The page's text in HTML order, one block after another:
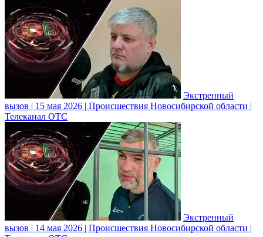
Экстренный
вызов | 15 мая 2026 | Происшествия Новосибирской области |
Телеканал ОТС
Экстренный
вызов | 14 мая 2026 | Происшествия Новосибирской области |